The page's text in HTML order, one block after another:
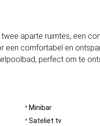
twee aparte ruimtes, een
een comfortabel en
perfect om te
Minibar
Sateliet tv